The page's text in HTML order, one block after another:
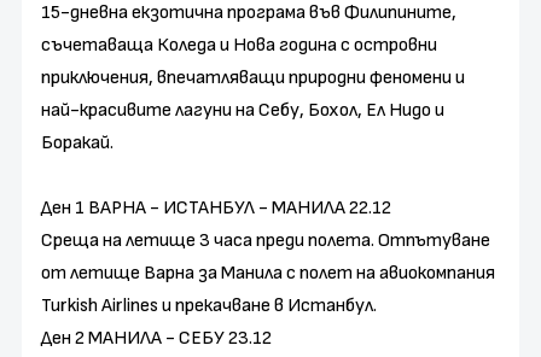
15-дневна екзотична програма във Филипините,
съчетаваща Коледа и Нова година с островни
приключения, впечатляващи природни феномени и
най-красивите лагуни на Себу, Бохол, Ел Нидо и
Боракай.
Ден 1 ВАРНА - ИСТАНБУЛ - МАНИЛА 22.12
Среща на летище 3 часа преди полета. Отпътуване
от летище Варна за Манила с полет на авиокомпания
Turkish Airlines и прекачване в Истанбул.
Ден 2 МАНИЛА - СЕБУ 23.12